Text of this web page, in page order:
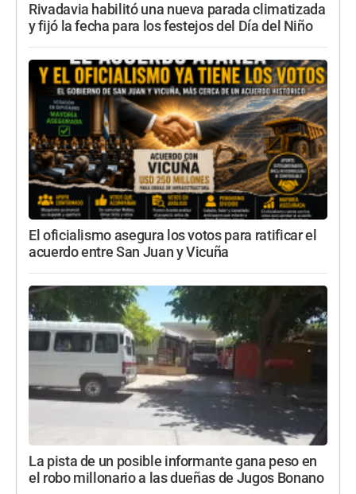
Rivadavia habilitó una nueva parada climatizada
y fijó la fecha para los festejos del Día del Niño
El oficialismo asegura los votos para ratificar el
acuerdo entre San Juan y Vicuña
La pista de un posible informante gana peso en
el robo millonario a las dueñas de Jugos Bonano